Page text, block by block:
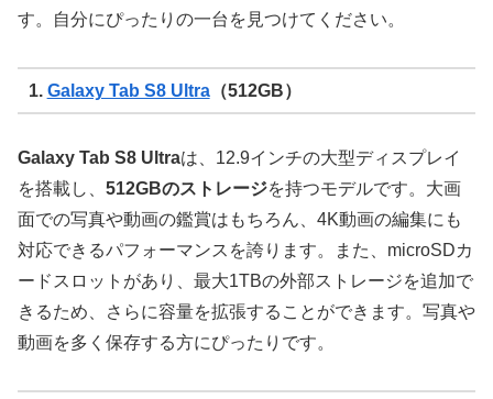
す。自分にぴったりの一台を見つけてください。
1. Galaxy Tab S8 Ultra（512GB）
Galaxy Tab S8 Ultraは、12.9インチの大型ディスプレイ
を搭載し、 512GBのストレージを持つモデルです。大画
面での写真や動画の鑑賞はもちろん、4K動画の編集にも
対応できるパフォーマンスを誇ります。また、microSDカ
ードスロットがあり、最大1TBの外部ストレージを追加で
きるため、さらに容量を拡張することができます。写真や
動画を多く保存する方にぴったりです。